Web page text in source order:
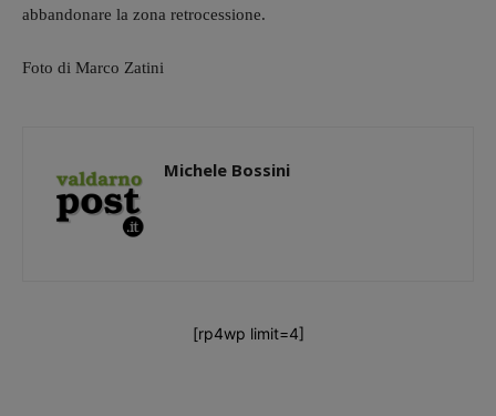
abbandonare la zona retrocessione.
Foto di Marco Zatini
Michele Bossini
[rp4wp limit=4]